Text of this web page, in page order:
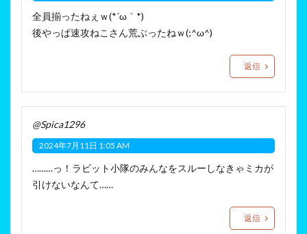
全員揃ったねぇｗ(*´ω｀*)
後やっぱ速攻ねこさん荒ぶったねｗ(;^ω^)
返信
@Spica1296
2024年7月11日 1:05 AM
………っ！ラビット小隊のみんなをスルーしなきゃミカが
引けないなんて……
返信